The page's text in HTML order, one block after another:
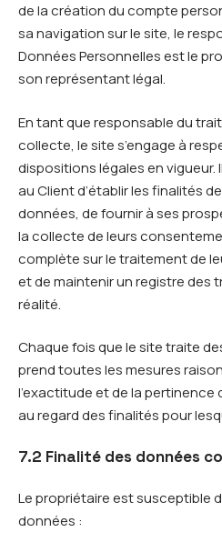
de la création du compte
sa navigation sur le site, le
Données Personnelles est le
son représentant légal.
En tant que responsable du
collecte, le site s’engage à
dispositions légales en
au Client d’établir les finalités
données, de fournir à ses
la collecte de leurs
complète sur le traitement de
et de maintenir un registre des
réalité.
Chaque fois que le site traite
prend toutes les mesures
l’exactitude et de la pertinence
au regard des finalités pour
7.2 Finalité des données
Le propriétaire est susceptible
données :